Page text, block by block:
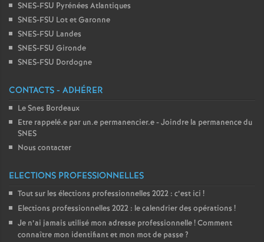
SNES-FSU Pyrénées Atlantiques
SNES-FSU Lot et Garonne
SNES-FSU Landes
SNES-FSU Gironde
SNES-FSU Dordogne
CONTACTS - ADHÉRER
Le Snes Bordeaux
Etre rappelé.e par un.e permanencier.e - Joindre la permanence du
SNES
Nous contacter
ELECTIONS PROFESSIONNELLES
Tout sur les élections professionnelles 2022 : c’est ici !
Elections professionnelles 2022 : le calendrier des opérations !
Je n’ai jamais utilisé mon adresse professionnelle! Comment
connaître mon identifiant et mon mot de passe?